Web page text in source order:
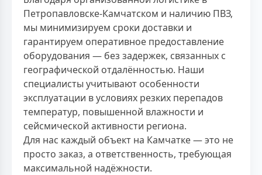
Петропавловске-Камчатском и наличию ПВЗ,
мы минимизируем сроки доставки и
гарантируем оперативное предоставление
оборудования — без задержек, связанных с
географической отдалённостью. Наши
специалисты учитывают особенности
эксплуатации в условиях резких перепадов
температур, повышенной влажности и
сейсмической активности региона.
Для нас каждый объект на Камчатке — это не
просто заказ, а ответственность, требующая
максимальной надёжности.